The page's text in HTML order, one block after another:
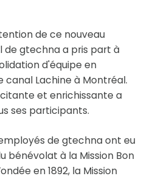
de ce nouveau
de gtechna a pris part à
d'équipe en
canal Lachine à Montréal.
et enrichissante a
ses participants.
de gtechna ont eu
bénévolat à la Mission Bon
en 1892, la Mission